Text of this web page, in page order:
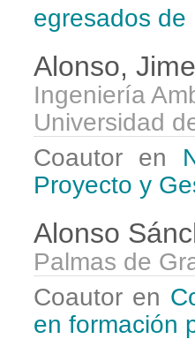
egresados
Alonso,
Ingeniería
Universidad
Coautor en
Proyecto y
Alonso
Palmas de
Coautor en
en formación